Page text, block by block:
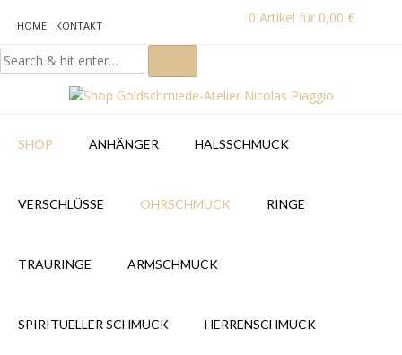
HOME KONTAKT 0 Artikel für 0,00 €
SHOP ANHÄNGER HALSSCHMUCK
VERSCHLÜSSE OHRSCHMUCK RINGE
TRAURINGE ARMSCHMUCK
SPIRITUELLER SCHMUCK HERRENSCHMUCK